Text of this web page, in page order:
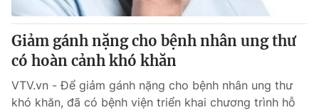
Giảm gánh nặng cho bệnh nhân ung thư
có hoàn cảnh khó khăn
VTV.vn - Để giảm gánh nặng cho bệnh nhân ung thư
khó khăn, đã có bệnh viện triển khai chương trình hỗ